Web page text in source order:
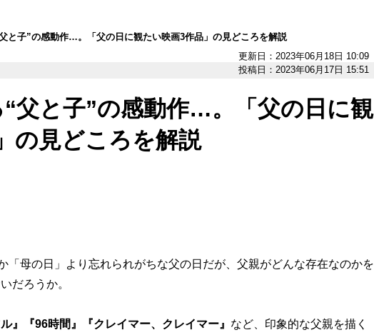
と子”の感動作…。「父の日に観たい映画3作品」の見どころを解説
更新日：2023年06月18日 10:09
投稿日：2023年06月17日 15:51
父と子”の感動作…。「父の日に観
の見どころを解説
母の日」より忘れられがちな父の日だが、父親がどんな存在なのかを
だろうか。
』『96時間』『クレイマー、クレイマー』 など、印象的な父親を描く